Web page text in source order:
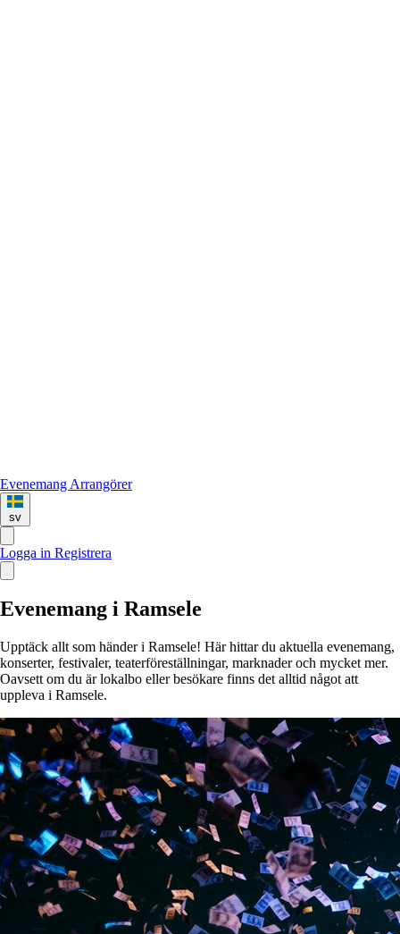
Evenemang Arrangörer
sv
Logga in Registrera
Evenemang i Ramsele
Upptäck allt som händer i Ramsele! Här hittar du aktuella evenemang,
konserter, festivaler, teaterföreställningar, marknader och mycket mer.
Oavsett om du är lokalbo eller besökare finns det alltid något att
uppleva i Ramsele.